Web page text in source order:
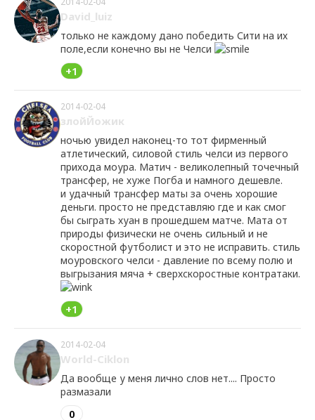
David_luiz
только не каждому дано победить Сити на их
поле,если конечно вы не Челси
+1
2014-02-04
злойЙожик
ночью увидел наконец-то тот фирменный
атлетический, силовой стиль челси из первого
прихода моура. Матич - великолепный точечный
трансфер, не хуже Погба и намного дешевле.
и удачный трансфер маты за очень хорошие
деньги. просто не представляю где и как смог
бы сыграть хуан в прошедшем матче. Мата от
природы физически не очень сильный и не
скоростной футболист и это не исправить. стиль
моуровского челси - давление по всему полю и
выгрызания мяча + сверхскоростные контратаки.
+1
2014-02-04
World-Ciklon
Да вообще у меня лично слов нет.... Просто
размазали
0